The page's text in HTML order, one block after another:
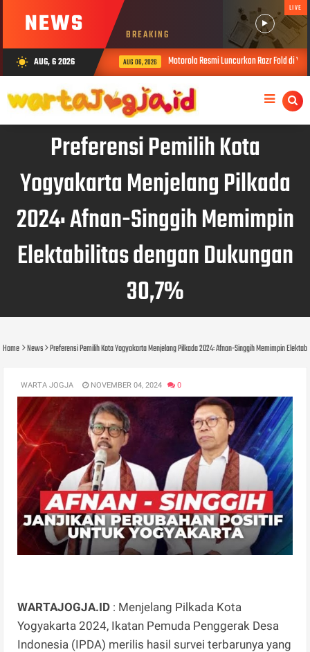
NEWS BREAKING
LIVE
wb_sunny AUG, 6 2026 AUG 06, 2026 Motorola Resmi Luncurkan Razr Fold di
Preferensi Pemilih Kota
Yogyakarta Menjelang Pilkada
2024: Afnan-Singgih Memimpin
Elektabilitas dengan Dukungan
30,7%
Home News Preferensi Pemilih Kota Yogyakarta Menjelang Pilkada 2024: Afnan-Singgih Memimpin
WARTA JOGJA NOVEMBER 04, 2024 0
WARTAJOGJA.ID : Menjelang Pilkada Kota
Yogyakarta 2024, Ikatan Pemuda Penggerak Desa
Indonesia (IPDA) merilis hasil survei terbarunya yang